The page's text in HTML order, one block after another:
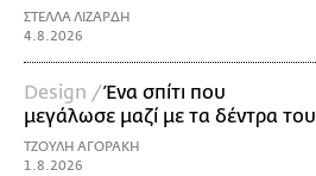
ΣΤΕΛΛΑ ΛΙΖΑΡΔΗ
4.8.2026
Design /Ένα σπίτι που
μεγάλωσε μαζί με τα δέντρα του
ΤΖΟΥΛΗ ΑΓΟΡΑΚΗ
1.8.2026